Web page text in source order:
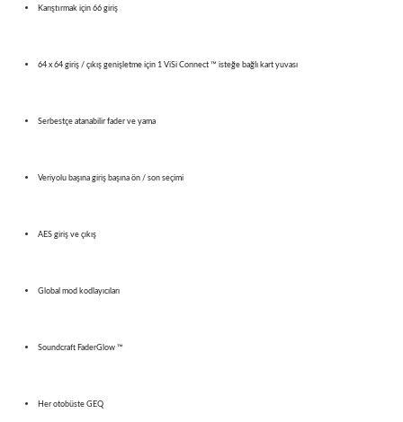
Karıştırmak için 66 giriş
64 x 64 giriş / çıkış genişletme için 1 ViSi Connect ™ isteğe bağlı kart yuvası
Serbestçe atanabilir fader ve yama
Veriyolu başına giriş başına ön / son seçimi
AES giriş ve çıkış
Global mod kodlayıcıları
Soundcraft FaderGlow ™
Her otobüste GEQ